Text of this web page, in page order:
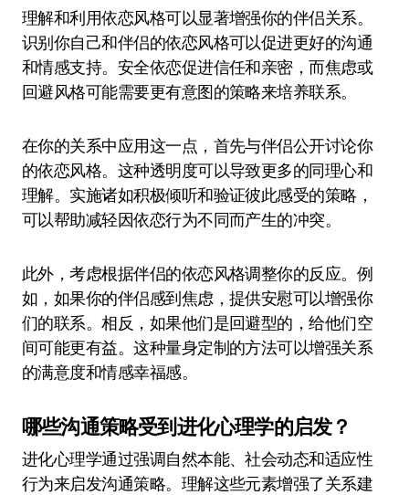
理解和利用依恋风格可以显著增强你的伴侣关系。
识别你自己和伴侣的依恋风格可以促进更好的沟通
和情感支持。安全依恋促进信任和亲密，而焦虑或
回避风格可能需要更有意图的策略来培养联系。
在你的关系中应用这一点，首先与伴侣公开讨论你
的依恋风格。这种透明度可以导致更多的同理心和
理解。实施诸如积极倾听和验证彼此感受的策略，
可以帮助减轻因依恋行为不同而产生的冲突。
此外，考虑根据伴侣的依恋风格调整你的反应。例
如，如果你的伴侣感到焦虑，提供安慰可以增强你
们的联系。相反，如果他们是回避型的，给他们空
间可能更有益。这种量身定制的方法可以增强关系
的满意度和情感幸福感。
哪些沟通策略受到进化心理学的启发？
进化心理学通过强调自然本能、社会动态和适应性
行为来启发沟通策略。理解这些元素增强了关系建